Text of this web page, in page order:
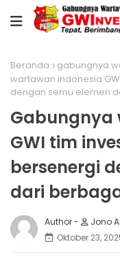
Beranda gabungnya
wartawan indonesia
dengan semu elemen
Gabungnya
GWI tim
bersenergi
dari
Jono
Oktober 23,